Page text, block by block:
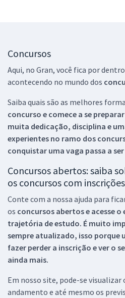
Concursos
Aqui, no Gran, você fica por
acontecendo no mundo dos
Saiba quais são as melhores
concurso e comece a se
muita dedicação, disciplina e
experientes no ramo dos
conquistar uma vaga passa a
Concursos abertos: saiba
os concursos com
Conte com a nossa ajuda para
os concursos abertos e acesse
trajetória de estudo. É muito
sempre atualizado, isso porque
fazer perder a inscrição e ver o
ainda mais.
Em nosso site, pode-se visualizar
andamento e até mesmo os